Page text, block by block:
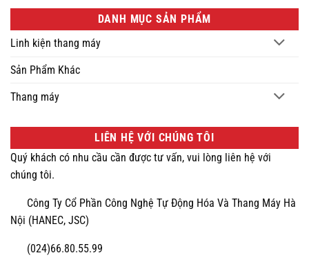
DANH MỤC SẢN PHẨM
Linh kiện thang máy
Sản Phẩm Khác
Thang máy
LIÊN HỆ VỚI CHÚNG TÔI
Quý khách có nhu cầu cần được tư vấn, vui lòng liên hệ với
chúng tôi.
Công Ty Cổ Phần Công Nghệ Tự Động Hóa Và Thang Máy Hà
Nội (HANEC, JSC)
(024)66.80.55.99